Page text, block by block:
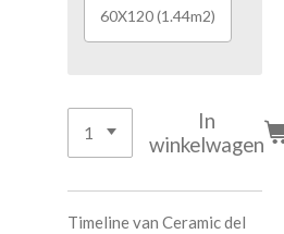
60X120 (1.44m2)
In
winkelwagen
Timeline van Ceramic del